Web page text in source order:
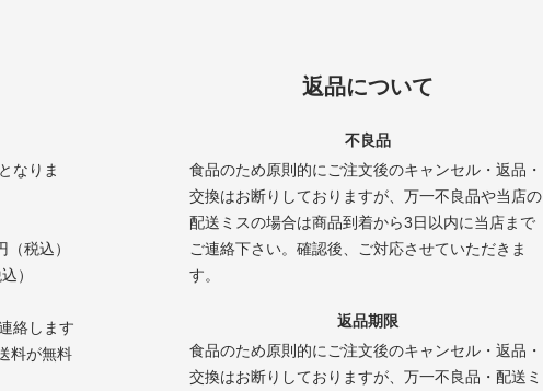
なりま
税込）
）
絡します
料が無料
返品について
不良品
食品のため原則的にご注文後のキャンセル・返品・
交換はお断りしておりますが、万一不良品や当店の
配送ミスの場合は商品到着から3日以内に当店まで
ご連絡下さい。確認後、ご対応させていただきま
す。
返品期限
食品のため原則的にご注文後のキャンセル・返品・
交換はお断りしておりますが、万一不良品・配送ミ